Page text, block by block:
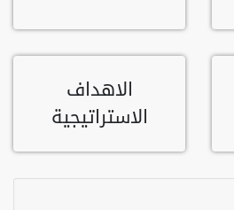
الاهداف
الاستراتيجية